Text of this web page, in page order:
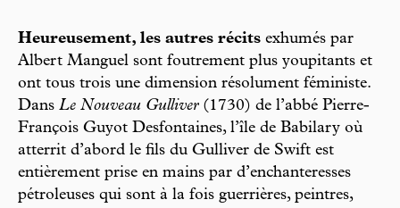
Heureusement, les autres récits exhumés par
Albert Manguel sont foutrement plus youpitants et
ont tous trois une dimension résolument féministe.
Dans Le Nouveau Gulliver (1730) de l’abbé Pierre-
François Guyot Desfontaines, l’île de Babilary où
atterrit d’abord le fils du Gulliver de Swift est
entièrement prise en mains par d’enchanteresses
pétroleuses qui sont à la fois guerrières, peintres,